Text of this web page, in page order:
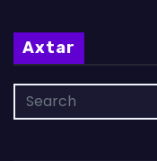
Axtar